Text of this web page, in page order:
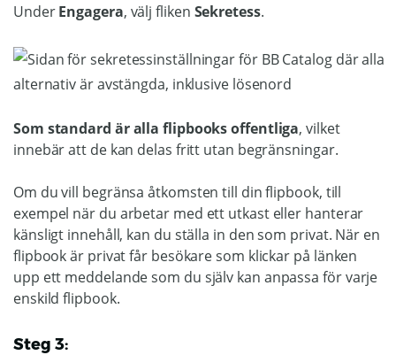
UnderEngagera, välj fliken Sekretess.
Som standard är alla flipbooks offentliga, vilket
innebär att de kan delas fritt utan begränsningar.
Om du vill begränsa åtkomsten till din flipbook, till
exempel när du arbetar med ett utkast eller hanterar
känsligt innehåll, kan du ställa in den som privat. När en
flipbook är privat får besökare som klickar på länken
upp ett meddelande som du själv kan anpassa för varje
enskild flipbook.
Steg 3: